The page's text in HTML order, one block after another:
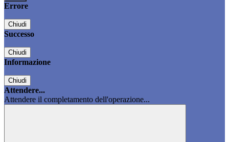
Errore
Chiudi
Successo
Chiudi
Informazione
Chiudi
Attendere...
Attendere il completamento dell'operazione...